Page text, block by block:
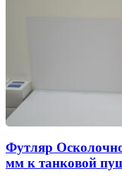
Футляр
мм к танковой